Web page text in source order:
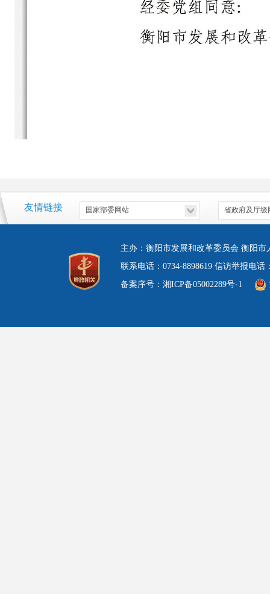
友情链接
主办：衡阳市发展和改革委员会 衡阳
联系电话：0734-8898619 信访举报电
备案序号：湘ICP备05002289号-1